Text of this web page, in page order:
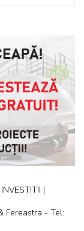
|
Fereastra - Tel: